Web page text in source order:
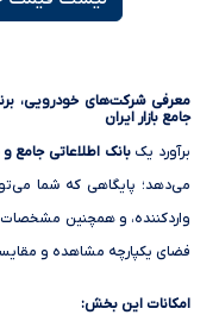
معرفی شرکت‌های خودرویی،
جامع بازار ایران
برآورد یکبانک اطلاعاتی جامع و
می‌دهد؛ پایگاهی که شما
واردکننده، و همچنین مشخصات
فضای یکپارچه مشاهده و
امکانات این بخش: